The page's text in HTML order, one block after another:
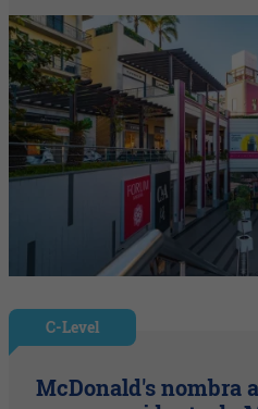
C-Level
McDonald's nombra